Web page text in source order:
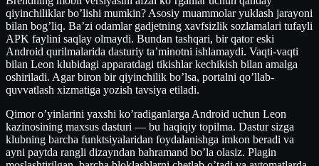
qiyinchiliklar bo’lishi mumkin? Asosiy muammolar yuklash jarayoni
bilan bog’liq. Ba’zi odamlar gadjetning xavfsizlik sozlamalari tufayli
APK faylini saqlay olmaydi. Bundan tashqari, bir qator eski
Android qurilmalarida dasturiy ta’minotni ishlamaydi. Vaqti-vaqti
bilan Leon klubidagi apparatdagi tikishlar kechikish bilan amalga
oshiriladi. Agar biron bir qiyinchilik bo’lsa, portalni qo’llab-
quvvatlash xizmatiga yozish tavsiya etiladi.
Qimor o’yinlarini yaxshi ko’radiganlarga Android uchun Leon
kazinosining maxsus dasturi — bu haqiqiy topilma. Dastur sizga
klubning barcha funktsiyalaridan foydalanishga imkon beradi va
ayni paytda rangli dizayndan bahramand bo’la olasiz. Plagin